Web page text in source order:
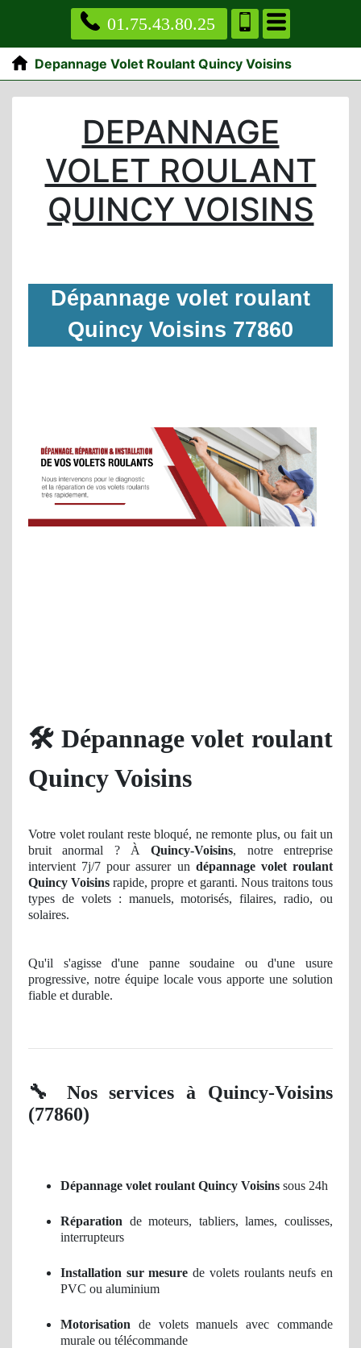
01.75.43.80.25
Depannage Volet Roulant Quincy Voisins
DEPANNAGE
VOLET ROULANT
QUINCY VOISINS
Dépannage volet roulant
Quincy Voisins 77860
🛠️Dépannage volet roulant
Quincy Voisins
Votre volet roulant reste bloqué, ne remonte plus, ou fait un
bruit anormal ? ÀQuincy-Voisins, notre entreprise
intervient 7j/7 pour assurer un dépannage volet roulant
Quincy Voisins rapide, propre et garanti. Nous traitons tous
types de volets : manuels, motorisés, filaires, radio, ou
solaires.
Qu'il s'agisse d'une panne soudaine ou d'une usure
progressive, notre équipe locale vous apporte une solution
fiable et durable.
🔧
Nos services à Quincy-Voisins
(77860)
Dépannage volet roulant Quincy Voisins sous 24h
Réparation de moteurs, tabliers, lames, coulisses,
interrupteurs
Installation sur mesure de volets roulants neufs en
PVC ou aluminium
Motorisation de volets manuels avec commande
murale ou télécommande